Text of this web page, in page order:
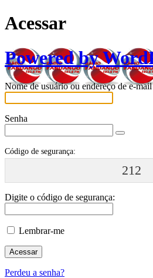
Acessar
Powered by
Nome de usuário ou endereço de e-mail
Senha
Código de segurança:
212
Digite o código de segurança:
Lembrar-me
Perdeu a senha?